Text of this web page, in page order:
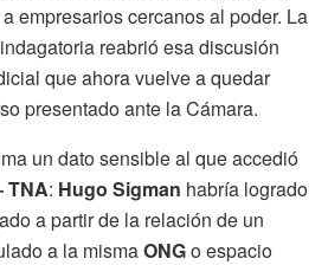
empresarios cercanos al poder. La
reabrió esa discusión
que ahora vuelve a quedar
presentado ante la Cámara.
un dato sensible al que accedió
TNA: Hugo Sigman habría logrado
a partir de la relación de un
a la mismaONGo espacio